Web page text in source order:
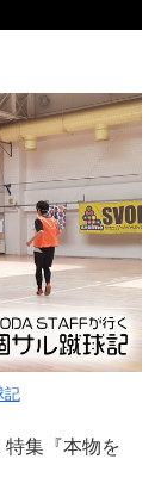
記
集『本物を